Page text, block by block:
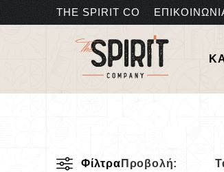
THE SPIRIT CO
Φίλτρα Προβολή: